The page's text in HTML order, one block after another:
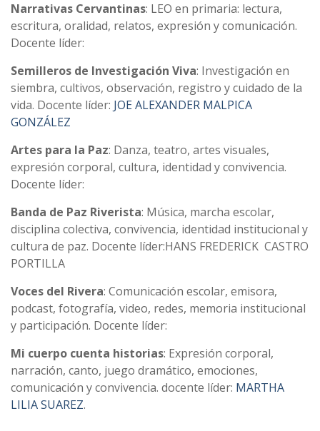
Narrativas Cervantinas: LEO en primaria: lectura,
escritura, oralidad, relatos, expresión y comunicación.
Docente líder:
Semilleros de Investigación Viva: Investigación en
siembra, cultivos, observación, registro y cuidado de la
vida. Docente líder: JOE ALEXANDER MALPICA
GONZÁLEZ
Artes para la Paz: Danza, teatro, artes visuales,
expresión corporal, cultura, identidad y convivencia.
Docente líder:
Banda de Paz Riverista: Música, marcha escolar,
disciplina colectiva, convivencia, identidad institucional y
cultura de paz. Docente líder:HANS FREDERICK CASTRO
PORTILLA
Voces del Rivera: Comunicación escolar, emisora,
podcast, fotografía, video, redes, memoria institucional
y participación. Docente líder:
Mi cuerpo cuenta historias: Expresión corporal,
narración, canto, juego dramático, emociones,
comunicación y convivencia. docente líder: MARTHA
LILIA SUAREZ.